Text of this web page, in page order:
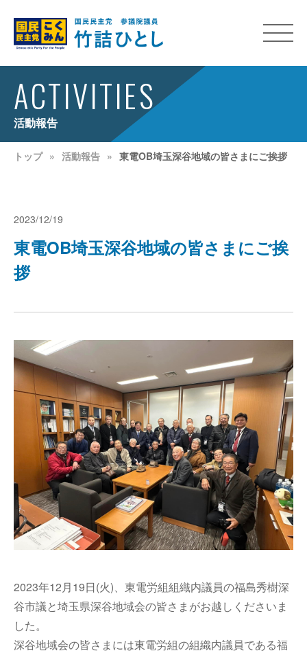
ACTIVITIES
活動報告
トップ 活動報告 東電OB埼玉深谷地域の皆さまにご挨拶
2023/12/19
東電OB埼玉深谷地域の皆さまにご挨
拶
2023年12月19日(火)、東電労組組織内議員の福島秀樹深
谷市議と埼玉県深谷地域会の皆さまがお越しくださいま
した。
深谷地域会の皆さまには東電労組の組織内議員である福